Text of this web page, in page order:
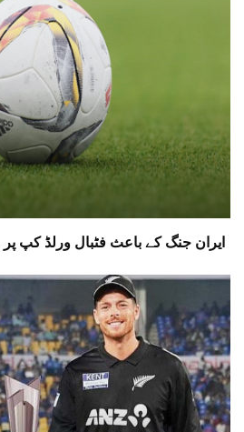
ایران جنگ کے باعث فٹبال ورلڈ کپ